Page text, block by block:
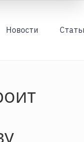
Новости